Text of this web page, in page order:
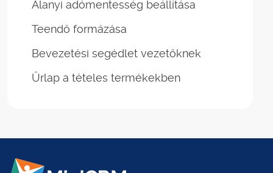
Alanyi adómentesség beállítása
Teendő formázása
Bevezetési segédlet vezetőknek
Űrlap a tételes termékekben